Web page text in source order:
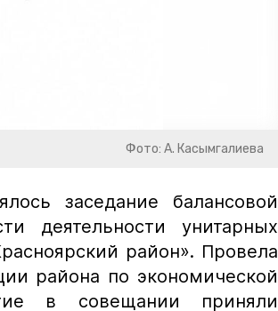
Фото: А. Касымгалиева
заседание балансовой
деятельности унитарных
район». Провела
района по экономической
в совещании приняли